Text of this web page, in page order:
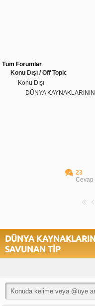
Tüm Forumlar
Konu Dışı / Off Topic
Konu Dışı
DÜNYA
23
Cevap
DÜNYA
SAVUNAN TİP